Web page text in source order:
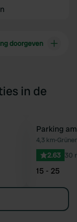
doorgeven
in de
Favoriet
Parking
4,3 km•
2.63 30
15 - 25